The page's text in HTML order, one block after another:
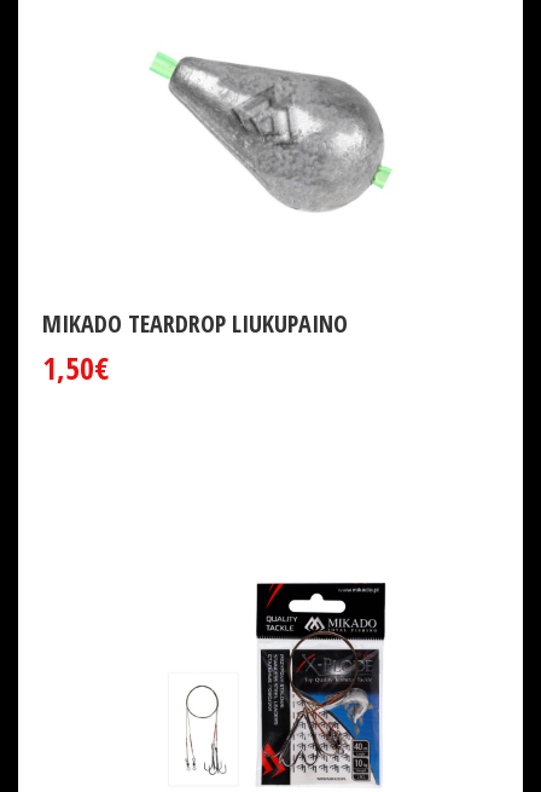
MIKADO TEARDROP LIUKUPAINO
1,50€